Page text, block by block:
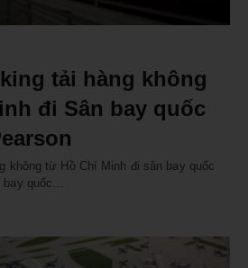
tải hàng không
đi Sân bay quốc
không từ Hồ Chí Minh đi sân bay quốc
bay quốc…